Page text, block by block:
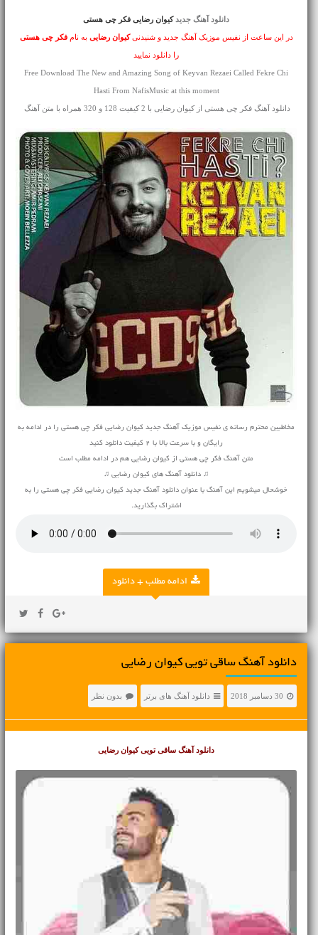
دانلود آهنگ جدید کیوان رضایی فکر چی هستی
در این ساعت از نفیس موزیک آهنگ جدید و شنیدنیکیوان رضایی به نامفکر چی هستی
را دانلود نمایید
Free Download The New and Amazing Song of Keyvan Rezaei Called Fekre Chi
Hasti From NafisMusic at this moment
دانلود آهنگ فکر چی هستی از کیوان رضایی با 2 کیفیت 128 و 320 همراه با متن آهنگ
مخاطبین محترم رسانه ی نفیس موزیک آهنگ جدید کیوان رضایی فکر چی هستی را در ادامه به
رایگان و با سرعت بالا با 2 کیفیت دانلود کنید
متن آهنگ فکر چی هستی از کیوان رضایی هم در ادامه مطلب است
♫ دانلود آهنگ های کیوان رضایی ♫
خوشحال میشویم این آهنگ با عنوان دانلود آهنگ جدید کیوان رضایی فکر چی هستی را به
اشتراک بگذارید.
ادامه مطلب + دانلود
دانلود آهنگ ساقی تویی کیوان رضایی
30 دسامبر 2018 دانلود آهنگ های برتر بدون نظر
دانلود آهنگ ساقی تویی کیوان رضایی